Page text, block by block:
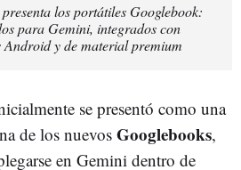
los portátiles Googlebook:
para Gemini, integrados con
Android y de material premium
se presentó como una
de los nuevos Googlebooks,
en Gemini dentro de